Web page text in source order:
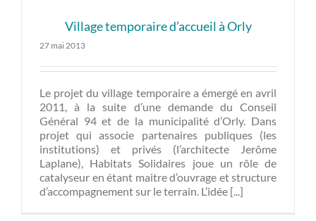
Village temporaire d’accueil à Orly
27 mai 2013
Le projet du village temporaire a émergé en avril
2011, à la suite d’une demande du Conseil
Général 94 et de la municipalité d’Orly. Dans
projet qui associe partenaires publiques (les
institutions) et privés (l’architecte Jerôme
Laplane), Habitats Solidaires joue un rôle de
catalyseur en étant maitre d’ouvrage et structure
d’accompagnement sur le terrain. L’idée [...]